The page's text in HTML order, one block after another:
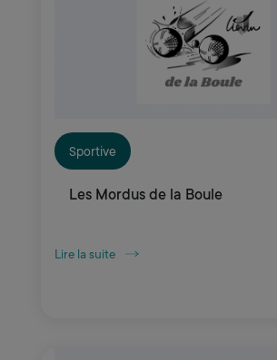
Sportive
Les Mordus de la Boule
Lire la suite